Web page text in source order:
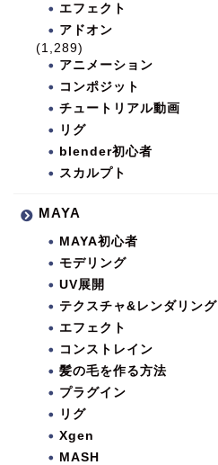
エフェクト
アドオン
(1,289)
アニメーション
コンポジット
チュートリアル動画
リグ
blender初心者
スカルプト
MAYA
MAYA初心者
モデリング
UV展開
テクスチャ&レンダリング
エフェクト
コンストレイン
髪の毛を作る方法
プラグイン
リグ
Xgen
MASH